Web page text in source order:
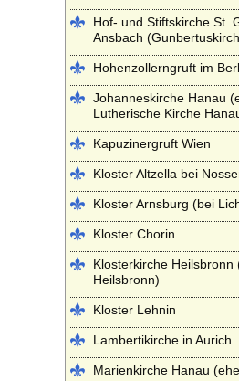
Hof- und Stiftskirche St.
Ansbach
Hohenzollerngruft im
Johanneskirche Hanau
Lutherische Kirche
Kapuzinergruft Wien
Kloster Altzella bei
Kloster Arnsburg (bei
Kloster Chorin
Klosterkirche Heilsbronn
Heilsbronn)
Kloster Lehnin
Lambertikirche in Aurich
Marienkirche Hanau